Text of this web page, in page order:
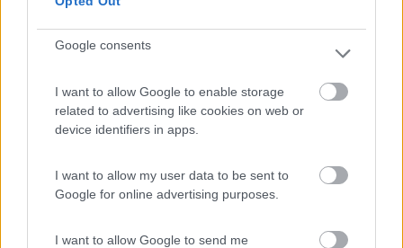
Google consents
I want to allow Google to enable storage
related to advertising like cookies on web or
device identifiers in apps.
I want to allow my user data to be sent to
Google for online advertising purposes.
I want to allow Google to send me
(34)
8.5 Otranto (LE)
Area di sosta